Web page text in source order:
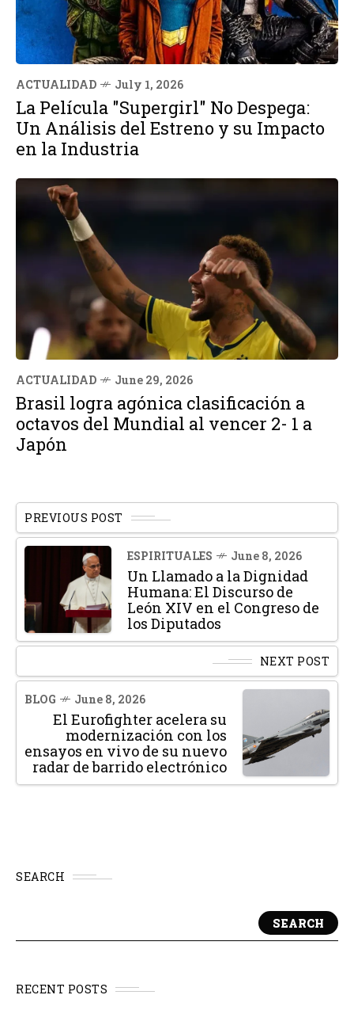
ACTUALIDAD July 1, 2026
La Película "Supergirl" No Despega:
Un Análisis del Estreno y su Impacto
en la Industria
ACTUALIDAD June 29, 2026
Brasil logra agónica clasificación a
octavos del Mundial al vencer 2- 1 a
Japón
PREVIOUS POST
ESPIRITUALES June 8, 2026
Un Llamado a la Dignidad
Humana: El Discurso de
León XIV en el Congreso de
los Diputados
NEXT POST
BLOG June 8, 2026
El Eurofighter acelera su
modernización con los
ensayos en vivo de su nuevo
radar de barrido electrónico
SEARCH
SEARCH
RECENT POSTS